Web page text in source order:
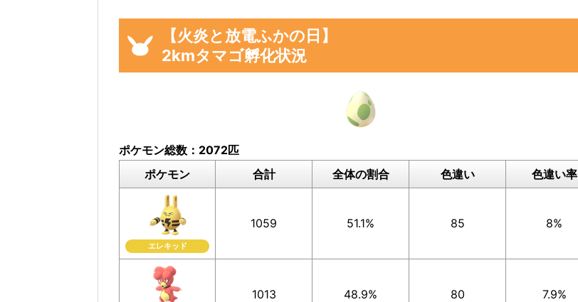
します。
※「火炎と放電ふかの日」イベント開催期間中の
※上記期間中に入手した2kmタマゴから孵化したポケモンは、全て入力をお願いします。
【火炎と放電ふかの日】
2kmタマゴ孵化状況
ポケモン総数：2072匹
ポケモン
合計 全体の割合 色違い 色違い率
エレキッド
1059 51.1% 85 8%
1013 48.9% 80 7.9%